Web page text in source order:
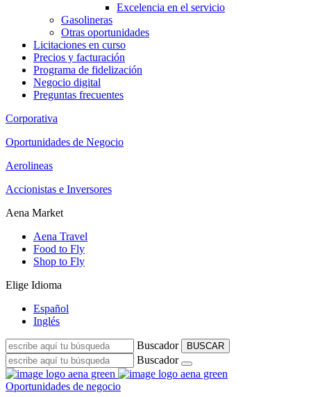
Excelencia en el servicio
Gasolineras
Otras oportunidades
Licitaciones en curso
Precios y facturación
Programa de fidelización
Negocio digital
Preguntas frecuentes
Corporativa
Oportunidades de Negocio
Aerolineas
Accionistas e Inversores
Aena Market
Aena Travel
Food to Fly
Shop to Fly
Elige Idioma
Español
Inglés
Buscador BUSCAR
Buscador
Oportunidades de negocio